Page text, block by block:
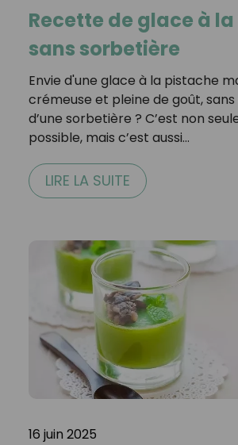
Recette de glace à
sans sorbetière
Envie d'une glace à la pistache
crémeuse et pleine de goût,
d’une sorbetière ? C’est non
possible, mais c’est aussi…
LIRE LA SUITE
16 juin 2025